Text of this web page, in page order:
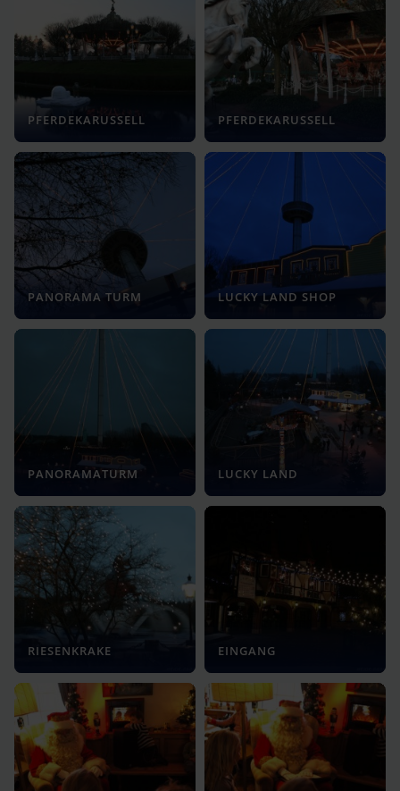
PFERDEKARUSSELL PFERDEKARUSSELL
PANORAMA TURM LUCKY LAND SHOP
PANORAMATURM LUCKY LAND
RIESENKRAKE EINGANG